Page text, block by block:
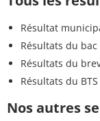
Résultat
Résultats du
Résultats du
Résultats du
Nos autres